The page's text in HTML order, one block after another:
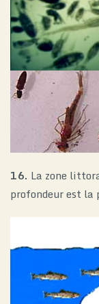
16. La zone
profondeur est la